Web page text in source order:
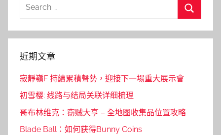
Search
近期文章
寂靜嶺F 持續累積聲勢，迎接下一場重大展示會
初雪樱: 线路与结局关联详细梳理
哥布林维克：窃贼大亨 – 全地图收集品位置攻略
Blade Ball：如何获得Bunny Coins